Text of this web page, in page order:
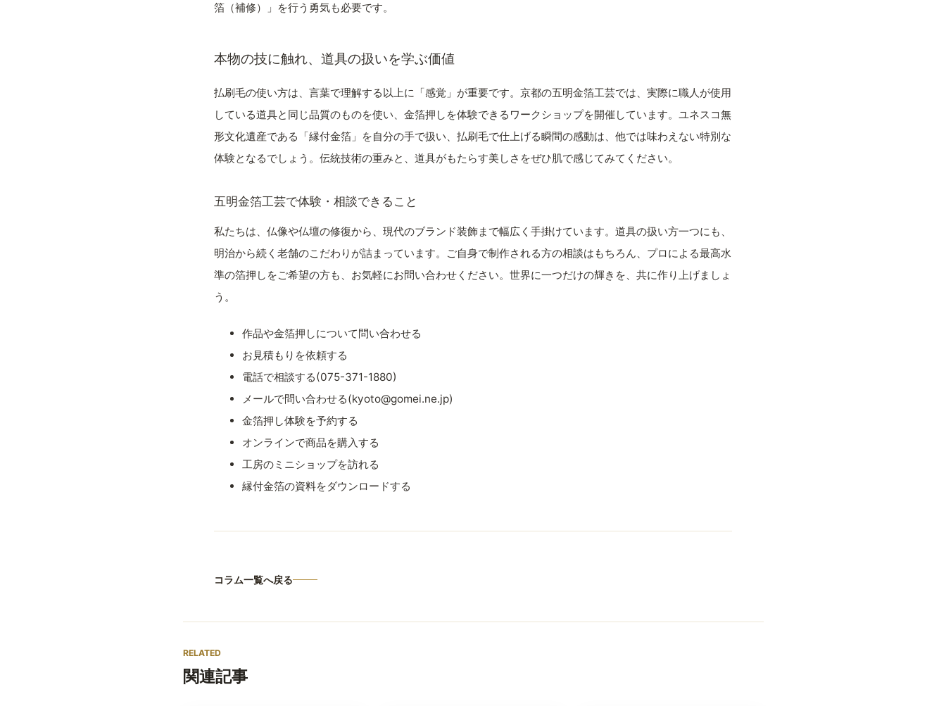
箔（補修）」を行う勇気も必要です。
本物の技に触れ、道具の扱いを学ぶ価値
払刷毛の使い方は、言葉で理解する以上に「感覚」が重要です。京都の五明金箔工芸では、実際に職人が使用
している道具と同じ品質のものを使い、金箔押しを体験できるワークショップを開催しています。ユネスコ無
形文化遺産である「縁付金箔」を自分の手で扱い、払刷毛で仕上げる瞬間の感動は、他では味わえない特別な
体験となるでしょう。伝統技術の重みと、道具がもたらす美しさをぜひ肌で感じてみてください。
五明金箔工芸で体験・相談できること
私たちは、仏像や仏壇の修復から、現代のブランド装飾まで幅広く手掛けています。道具の扱い方一つにも、
明治から続く老舗のこだわりが詰まっています。ご自身で制作される方の相談はもちろん、プロによる最高水
準の箔押しをご希望の方も、お気軽にお問い合わせください。世界に一つだけの輝きを、共に作り上げましょ
う。
作品や金箔押しについて問い合わせる
お見積もりを依頼する
電話で相談する(075-371-1880)
メールで問い合わせる(kyoto@gomei.ne.jp)
金箔押し体験を予約する
オンラインで商品を購入する
工房のミニショップを訪れる
縁付金箔の資料をダウンロードする
コラム一覧へ戻る
RELATED
関連記事